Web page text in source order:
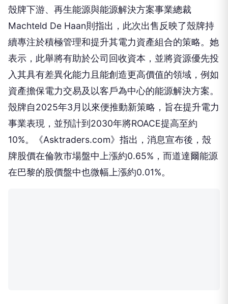
表示，此舉將有助於公司回收資本，並將資源優先投
入其具有差異化能力且能創造更高價值的領域，例如
資產擔保電力交易及以客戶為中心的能源解決方案。
殼牌自2025年3月以來便推動新策略，旨在提升電力
事業表現，並預計到2030年將ROACE提高至約
10%。《Asktraders.com》指出，消息宣布後，殼
牌股價在倫敦市場盤中上漲約0.65%，而道達爾能源
在巴黎的股價盤中也微幅上漲約0.01%。